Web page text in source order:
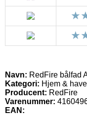
Navn: RedFire bålfad
Kategori: Hjem & have
Producent: RedFire
Varenummer:
EAN: